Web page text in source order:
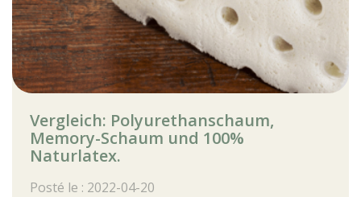
Vergleich: Polyurethanschaum,
Memory-Schaum und 100%
Naturlatex.
Posté le : 2022-04-20